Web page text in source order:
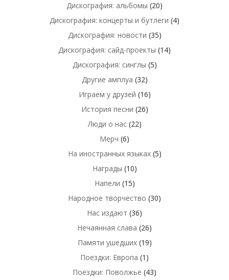
Дискография: альбомы (20)
Дискография: концерты и бутлеги (4)
Дискография: новости (35)
Дискография: сайд-проекты (14)
Дискография: синглы (5)
Другие амплуа (32)
Играем у друзей (16)
История песни (26)
Люди о нас(22)
Мерч (6)
На иностранных языках(5)
Награды (10)
Напели (15)
Народное творчество (30)
Нас издают (36)
Нечаянная слава (26)
Памяти ушедших(19)
Поездки: Европа (1)
Поездки: Поволжье (43)